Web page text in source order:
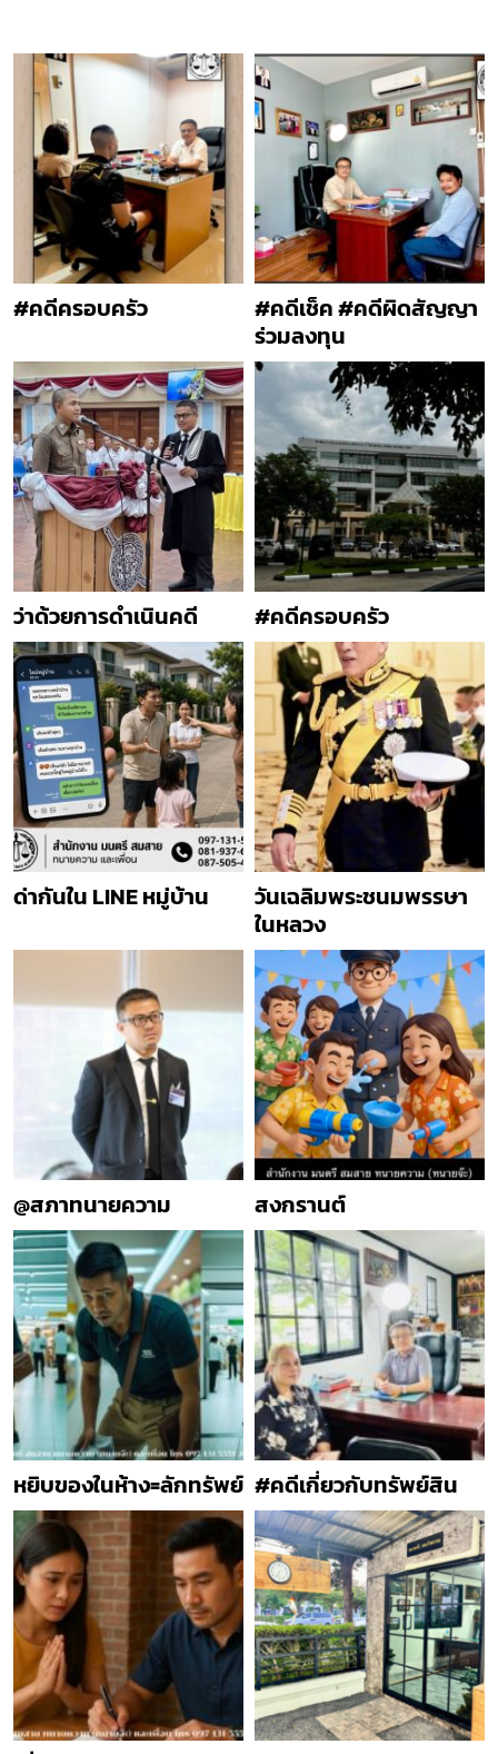
#คดีครอบครัว
#คดีเช็ค #คดีผิดสัญญา
ร่วมลงทุน
ว่าด้วยการดำเนินคดี #คดีครอบครัว
ด่ากันใน LINE หมู่บ้าน
วันเฉลิมพระชนมพรรษา
ในหลวง
@สภาทนายความ สงกรานต์
หยิบของในห้าง=ลักทรัพย์ #คดีเกี่ยวกับทรัพย์สิน